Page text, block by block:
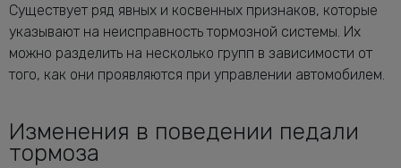
Существует ряд явных и косвенных признаков, которые
указывают на неисправность тормозной системы. Их
можно разделить на несколько групп в зависимости от
того, как они проявляются при управлении автомобилем.
Изменения в поведении педали
тормоза